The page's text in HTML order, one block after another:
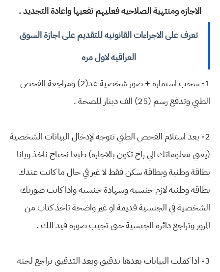
الاجازه ومنتهية الصلاحيه فعليهم تفعيها واعادة التجديد .
تعرف على الاجراءات القانونيه للتقديم على اجازة السوق
العراقيه لاول مره
1- سحب استمارة + صور شخصية عد(2) ومراجعة الفحص
الطبي وتدفع رسم (25) الف دينار للصحة .
2- بعد استلام الفحص الطبي تتوجه لإدخال البيانات الشخصية
(يعني معلوماتك الي راح تكون بالاجازة) طبعا نحتاج ناخذ ويانا
بطاقة وطنية وبطاقة سكن فقط لا غير في حال ما كانت عندك
بطاقة وطنية لازم جنسية وشهادة جنسية واذا كانت صورتك
الشخصية في الجنسية قديمة او غير واضحة تاخذ كتاب من
المرور وتراجع دائرة الجنسية حتى تجيب صورة قيد الك .
3- اذا كملت البيانات بعدها تدقيق وبعد التدقيق تراجع لجنة